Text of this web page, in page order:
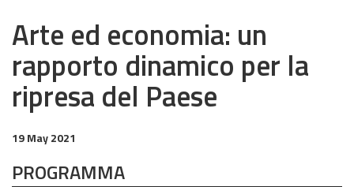
Arte ed economia: un
rapporto dinamico per la
ripresa del Paese
19 May 2021
PROGRAMMA